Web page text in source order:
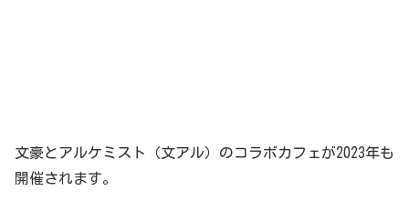
文豪とアルケミスト（文アル）のコラボカフェが2023年も
開催されます。